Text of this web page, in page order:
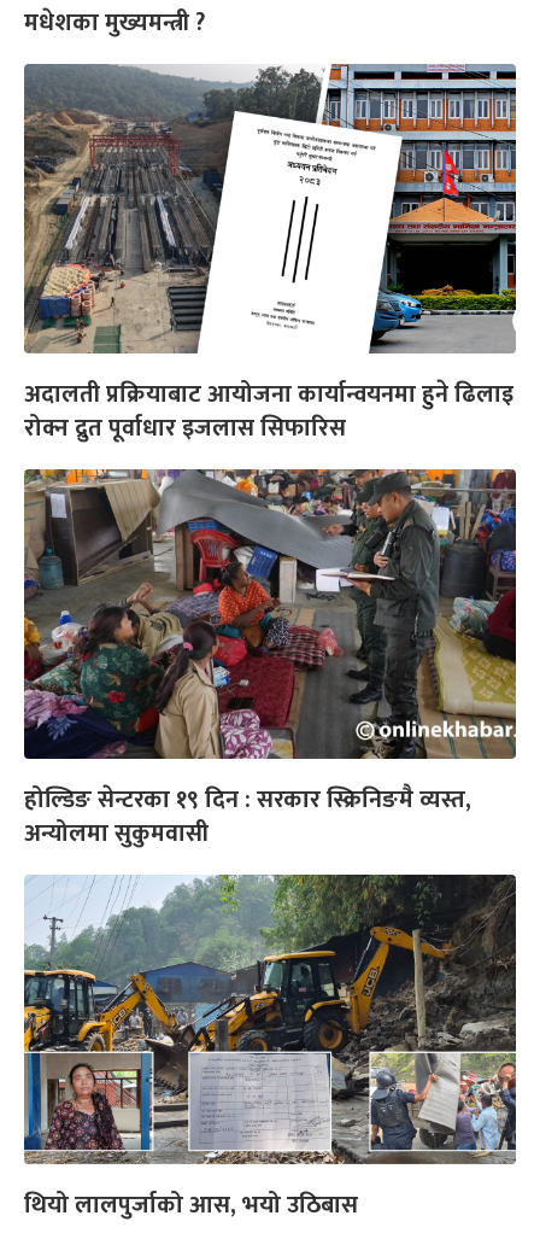
मधेशका मुख्यमन्त्री ?
अदालती प्रक्रियाबाट आयोजना कार्यान्वयनमा हुने ढिलाइ
रोक्न द्रुत पूर्वाधार इजलास सिफारिस
होल्डिङ सेन्टरका १९ दिन : सरकार स्क्रिनिङमै व्यस्त,
अन्योलमा सुकुमवासी
थियो लालपुर्जाको आस, भयो उठिबास